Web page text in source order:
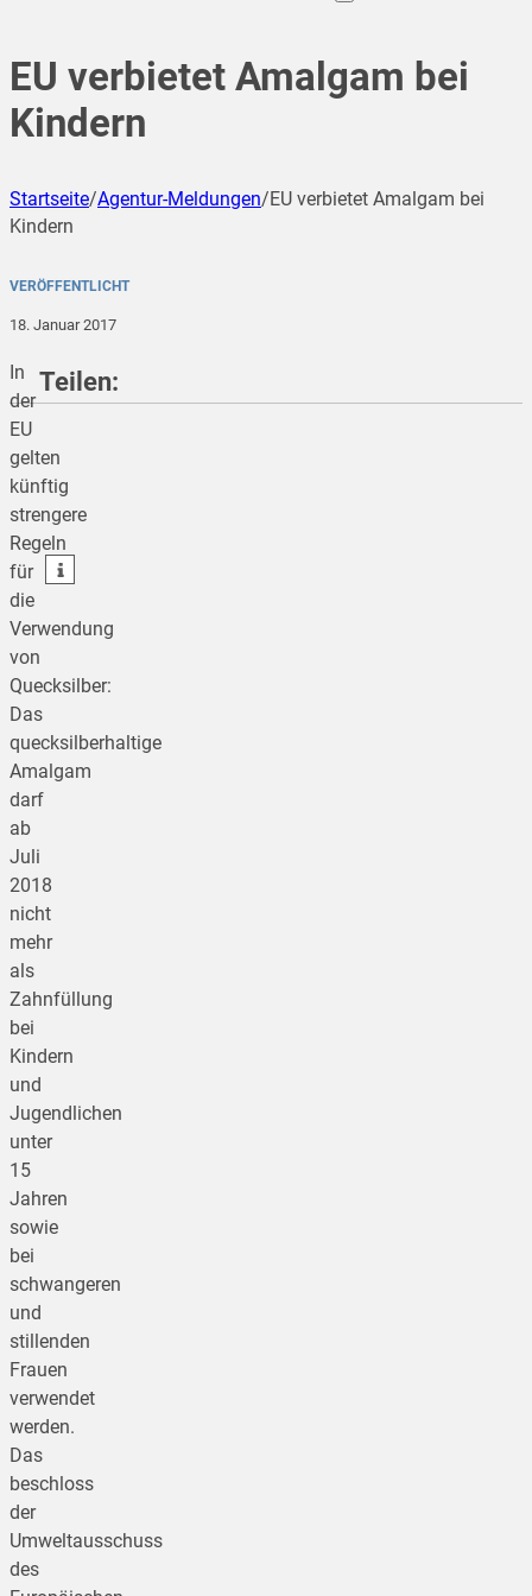
EU verbietet Amalgam bei
Kindern
Startseite/Agentur-Meldungen/EU verbietet Amalgam bei
Kindern
VERÖFFENTLICHT
18. Januar 2017
In
der
EU
gelten
künftig
strengere
Regeln
für
die
Verwendung
von
Quecksilber:
Das
quecksilberhaltige
Amalgam
darf
ab
Juli
2018
nicht
mehr
als
Zahnfüllung
bei
Kindern
und
Jugendlichen
unter
15
Jahren
sowie
bei
schwangeren
und
stillenden
Frauen
verwendet
werden.
Das
beschloss
der
Umweltausschuss
des
Teilen:
teilen
teilen
teilen